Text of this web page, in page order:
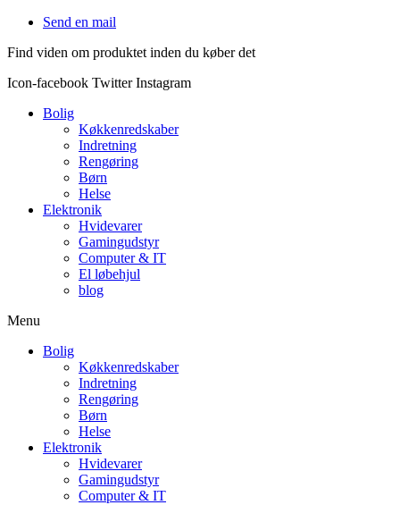
Videre
indhold
Send en mail
Find viden om produktet inden du køber det
Icon-facebook Twitter Instagram
Bolig
Køkkenredskaber
Indretning
Rengøring
Børn
Helse
Elektronik
Hvidevarer
Gamingudstyr
Computer & IT
El løbehjul
blog
Menu
Bolig
Køkkenredskaber
Indretning
Rengøring
Børn
Helse
Elektronik
Hvidevarer
Gamingudstyr
Computer & IT